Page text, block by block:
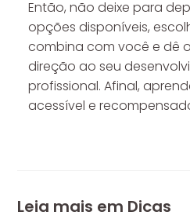
Então, não deixe para
opções disponíveis,
combina com você e dê
direção ao seu
profissional. Afinal,
acessível e
Leia mais em Dicas